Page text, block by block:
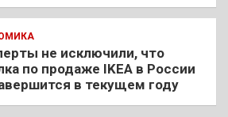
не исключили, что
по продаже IKEA в России
в текущем году